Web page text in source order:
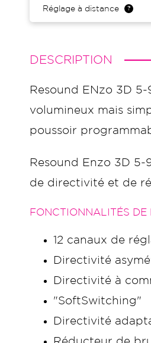
Réglage à distance
DESCRIPTION
Resound ENzo 3D 5-
volumineux mais
poussoir
Resound Enzo 3D
de directivité et de
FONCTIONNALITÉS
12 canaux de
Directivité
Directivité à
"SoftSwitching"
Directivité